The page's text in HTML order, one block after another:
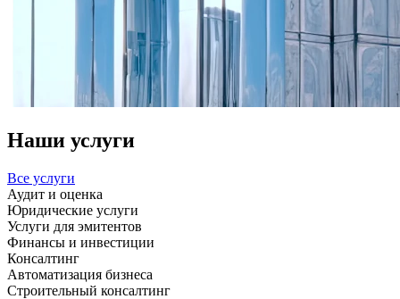
Наши услуги
Все услуги
Аудит и оценка
Юридические услуги
Услуги для эмитентов
Финансы и инвестиции
Консалтинг
Автоматизация бизнеса
Строительный консалтинг